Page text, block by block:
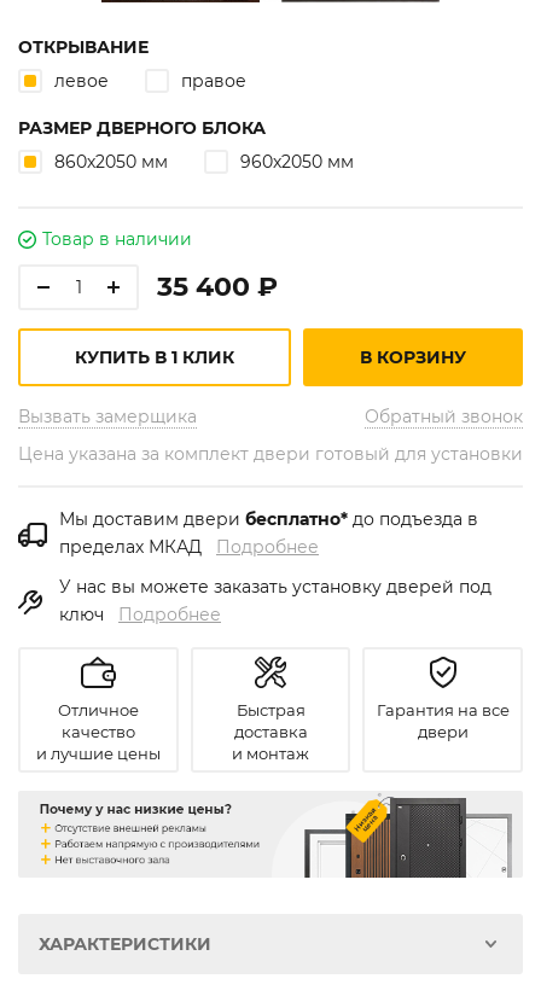
ОТКРЫВАНИЕ
левое
правое
РАЗМЕР ДВЕРНОГО БЛОКА
860х2050 мм
960х2050 мм
Товар в наличии
35 400 ₽
Вызвать замерщика Обратный звонок
КУПИТЬ В 1 КЛИК В КОРЗИНУ
Цена указана за комплект двери готовый для установки
Мы доставим двери бесплатно* до подъезда в
пределах МКАД Подробнее
У нас вы можете заказать установку дверей под
ключ Подробнее
Отличное
качество
и лучшие цены
Быстрая
доставка
и монтаж
Гарантия на все
двери
ХАРАКТЕРИСТИКИ